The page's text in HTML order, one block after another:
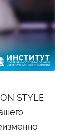
Библиотека
STYLE